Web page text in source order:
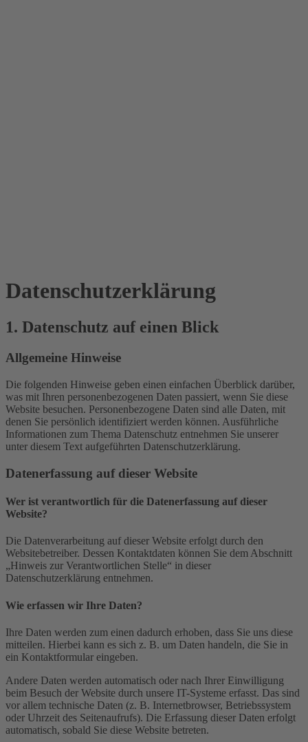
Datenschutz­erklärung
1. Datenschutz auf einen Blick
Allgemeine Hinweise
Die folgenden Hinweise geben einen einfachen Überblick darüber,
was mit Ihren personenbezogenen Daten passiert, wenn Sie diese
Website besuchen. Personenbezogene Daten sind alle Daten, mit
denen Sie persönlich identifiziert werden können. Ausführliche
Informationen zum Thema Datenschutz entnehmen Sie unserer
unter diesem Text aufgeführten Datenschutzerklärung.
Datenerfassung auf dieser Website
Wer ist verantwortlich für die Datenerfassung auf dieser
Website?
Die Datenverarbeitung auf dieser Website erfolgt durch den
Websitebetreiber. Dessen Kontaktdaten können Sie dem Abschnitt
„Hinweis zur Verantwortlichen Stelle“ in dieser
Datenschutzerklärung entnehmen.
Wie erfassen wir Ihre Daten?
Ihre Daten werden zum einen dadurch erhoben, dass Sie uns diese
mitteilen. Hierbei kann es sich z. B. um Daten handeln, die Sie in
ein Kontaktformular eingeben.
Andere Daten werden automatisch oder nach Ihrer Einwilligung
beim Besuch der Website durch unsere IT-Systeme erfasst. Das sind
vor allem technische Daten (z. B. Internetbrowser, Betriebssystem
oder Uhrzeit des Seitenaufrufs). Die Erfassung dieser Daten erfolgt
automatisch, sobald Sie diese Website betreten.